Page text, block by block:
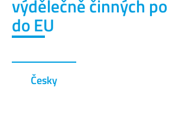
výdělečně činných
do EU
Česky